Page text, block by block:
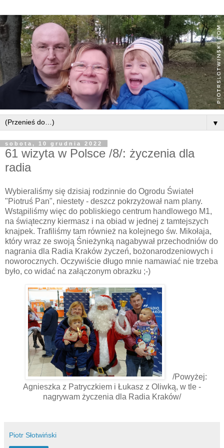
▼
sobota, 10 grudnia 2022
61 wizyta w Polsce /8/: życzenia dla
radia
Wybieraliśmy się dzisiaj rodzinnie do Ogrodu Świateł
"Piotruś Pan", niestety - deszcz pokrzyżował nam plany.
Wstąpiliśmy więc do pobliskiego centrum handlowego M1,
na świąteczny kiermasz i na obiad w jednej z tamtejszych
knajpek. Trafiliśmy tam również na kolejnego św. Mikołaja,
który wraz ze swoją Śnieżynką nagabywał przechodniów do
nagrania dla Radia Kraków życzeń, bożonarodzeniowych i
noworocznych. Oczywiście długo mnie namawiać nie trzeba
było, co widać na załączonym obrazku ;-)
/Powyżej:
Agnieszka z Patryczkiem i Łukasz z Oliwką, w tle -
nagrywam życzenia dla Radia Kraków/
Piotr Słotwiński